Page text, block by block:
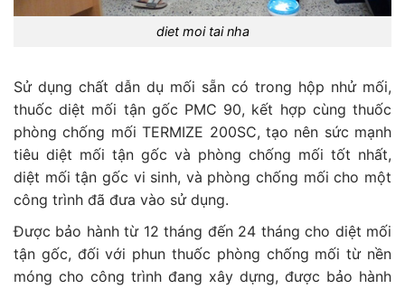
diet moi tai nha
Sử dụng chất dẫn dụ mối sẵn có trong hộp nhử mối,
thuốc diệt mối tận gốc PMC 90, kết hợp cùng thuốc
phòng chống mối TERMIZE 200SC, tạo nên sức mạnh
tiêu diệt mối tận gốc và phòng chống mối tốt nhất,
diệt mối tận gốc vi sinh, và phòng chống mối cho một
công trình đã đưa vào sử dụng.
Được bảo hành từ 12 tháng đến 24 tháng cho diệt mối
tận gốc, đối với phun thuốc phòng chống mối từ nền
móng cho công trình đang xây dựng, được bảo hành